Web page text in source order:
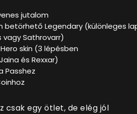
jutalom
betörhető Legendary (különleges
vagy Sathrovarr)
skin (3 lépésben
és Rexxar)
Passhez
csak egy ötlet, de elég jól